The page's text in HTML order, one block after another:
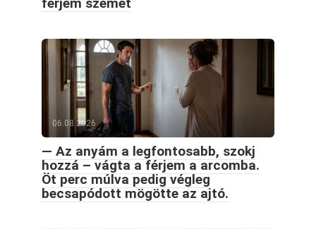
férjem szemét
06.08.2026
— Az anyám a legfontosabb, szokj
hozzá – vágta a férjem a arcomba.
Öt perc múlva pedig végleg
becsapódott mögötte az ajtó.